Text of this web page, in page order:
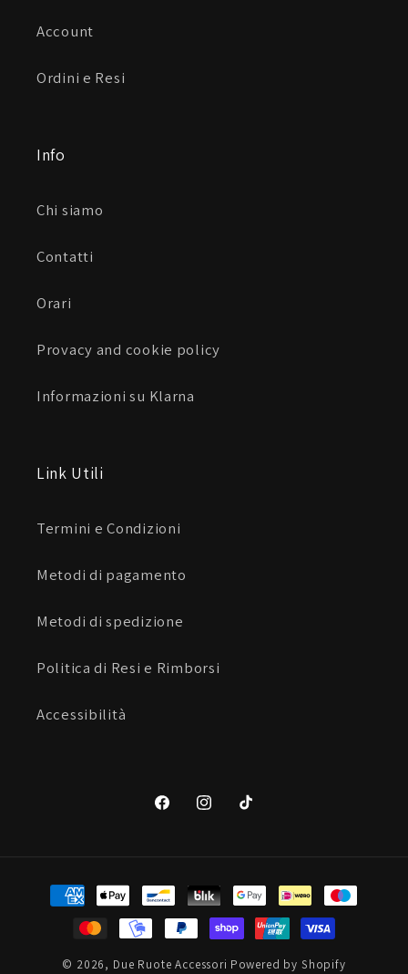
Account
Ordini e Resi
Info
Chi siamo
Contatti
Orari
Provacy and cookie policy
Informazioni su Klarna
Link Utili
Termini e Condizioni
Metodi di pagamento
Metodi di spedizione
Politica di Resi e Rimborsi
Accessibilità
FacebookInstagramTikTok
Metodi
di
pagamento
© 2026, Due Ruote Accessori Powered by Shopify